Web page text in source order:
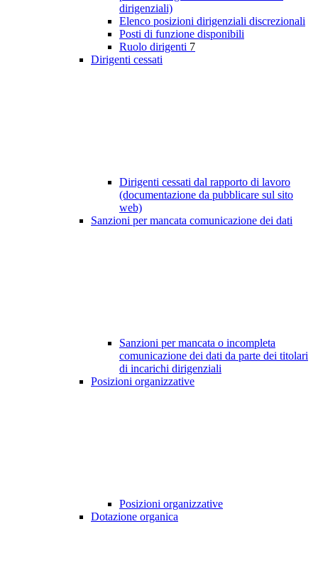
dirigenziali)
Elenco posizioni dirigenziali discrezionali
Posti di funzione disponibili
Ruolo dirigenti 7
Dirigenti cessati
Dirigenti cessati dal rapporto di lavoro
(documentazione da pubblicare sul sito
web)
Sanzioni per mancata comunicazione dei dati
Sanzioni per mancata o incompleta
comunicazione dei dati da parte dei titolari
di incarichi dirigenziali
Posizioni organizzative
Posizioni organizzative
Dotazione organica